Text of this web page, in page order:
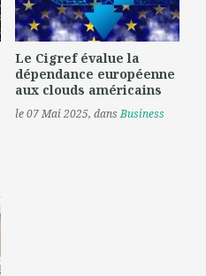
Le Cigref évalue la
dépendance européenne
aux clouds américains
le 07 Mai 2025, dansBusiness